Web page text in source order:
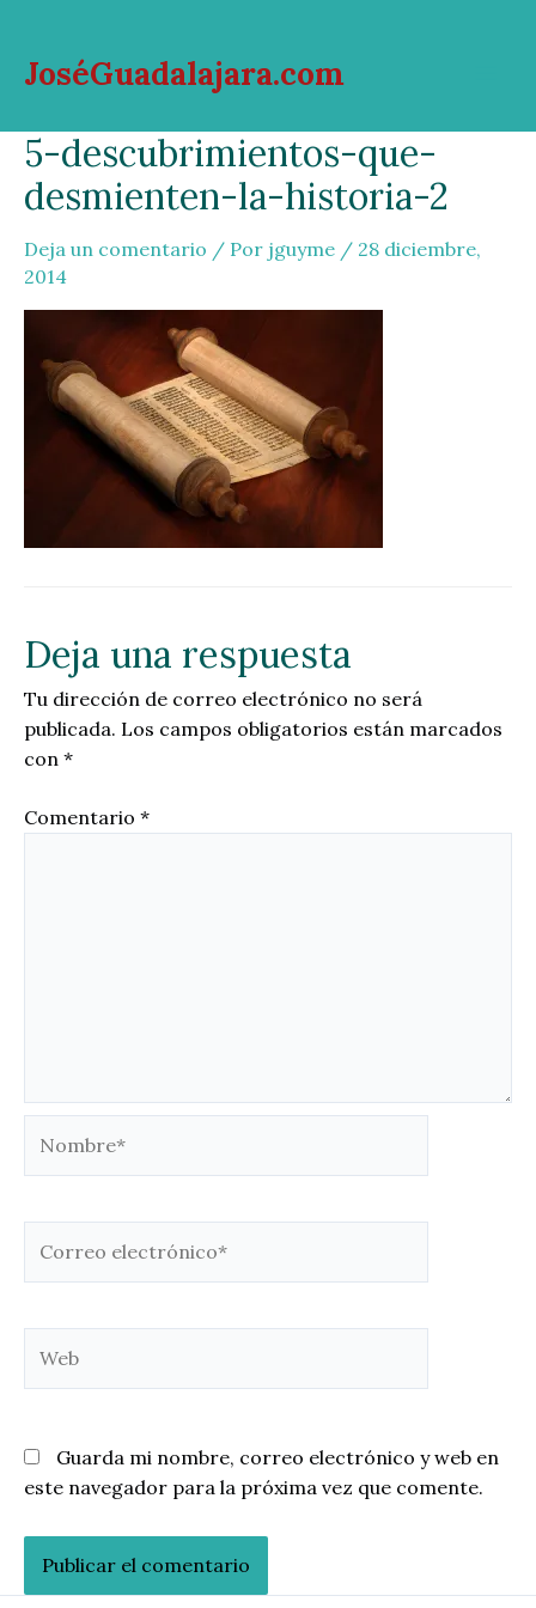
contenido
JoséGuadalajara.com
5-descubrimientos-que-
desmienten-la-historia-2
Deja un comentario / Por jguyme / 28 diciembre,
2014
Deja una respuesta
Tu dirección de correo electrónico no será
publicada. Los campos obligatorios están marcados
con *
Comentario *
electrónico*
Guarda mi nombre, correo electrónico y web en
este navegador para la próxima vez que comente.